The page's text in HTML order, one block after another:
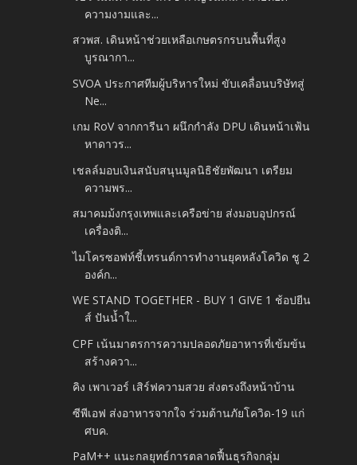
ความงามและ...
สวพส. เดินหน้าช่วยเหลือเกษตรกรบนพื้นที่สูง
บูรณากา...
SVOA ประกาศทีมผู้บริหารใหม่ ขับเคลื่อนบริษัทสู่
Ne...
เกม RoV จากการีนา ผนึกกำลัง DPU เดินหน้าเฟ้น
หาดาวร...
เชลล์มอบเงินสนับสนุนมูลนิธิชัยพัฒนา เตรียม
ความพร...
สมาคมม้งกรุงเทพและเครือข่าย ส่งมอบอุปกรณ์
เครื่องติ...
ไมโครซอฟท์ชี้เทรนด์การทำงานยุคหลังโควิด ชู 2
องค์ก...
WE STAND TOGETHER - BUY 1 GIVE 1 ช้อปยีน
ส์ ปันน้ำใ...
CPF เน้นมาตรการความปลอดภัยอาหารที่เข้มข้น
สร้างควา...
คิง เพาเวอร์ เสิร์ฟความสวย ส่งตรงถึงหน้าบ้าน
ซีพีเอฟ ส่งอาหารจากใจ ร่วมต้านภัยโควิด-19 แก่
ศบค.
PaM++ แนะกลยุทธ์การตลาดฟื้นธุรกิจกลุ่ม